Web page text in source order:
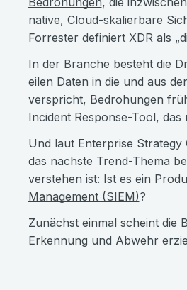
native, Cloud-skalierbare
Forresterdefiniert XDR als
In der Branche besteht die
eilen Daten in die und aus
verspricht, Bedrohungen
Incident Response-Tool,
Und laut Enterprise
das nächste Trend-Thema
verstehen ist: Ist es ein
Management (SIEM)?
Zunächst einmal scheint die
Erkennung und Abwehr